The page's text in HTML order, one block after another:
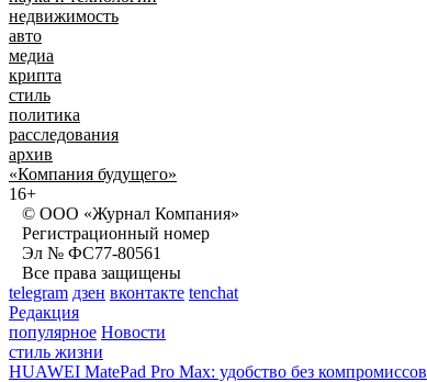
недвижимость
авто
медиа
крипта
стиль
политика
расследования
архив
«Компания будущего»
16+
© ООО «Журнал Компания»
Регистрационный номер
Эл № ФС77-80561
Все права защищены
telegram дзен вконтакте tenchat
Редакция
популярное Новости
стиль жизни
HUAWEI MatePad Pro Max: удобство без компромиссов